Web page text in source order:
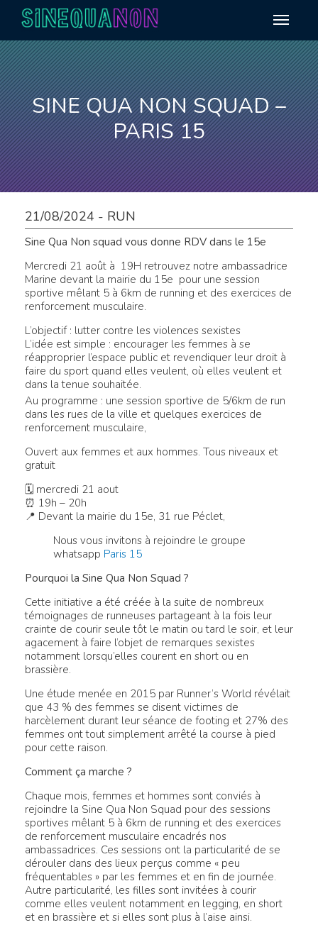
Aller au contenu
SINE QUA NON SQUAD –
PARIS 15
21/08/2024 - RUN
Sine Qua Non squad vous donne RDV dans le 15e
Mercredi 21 août à 19H retrouvez notre ambassadrice
Marine devant la mairie du 15e pour une session
sportive mêlant 5 à 6km de running et des exercices de
renforcement musculaire.
L’objectif : lutter contre les violences sexistes
L’idée est simple : encourager les femmes à se
réapproprier l’espace public et revendiquer leur droit à
faire du sport quand elles veulent, où elles veulent et
dans la tenue souhaitée.
Au programme : une session sportive de 5/6km de run
dans les rues de la ville et quelques exercices de
renforcement musculaire,
Ouvert aux femmes et aux hommes. Tous niveaux et
gratuit
🗓 mercredi 21 aout
⏰ 19h – 20h
📍 Devant la mairie du 15e, 31 rue Péclet,
Nous vous invitons à rejoindre le groupe
whatsapp Paris 15
Pourquoi la Sine Qua Non Squad ?
Cette initiative a été créée à la suite de nombreux
témoignages de runneuses partageant à la fois leur
crainte de courir seule tôt le matin ou tard le soir, et leur
agacement à faire l’objet de remarques sexistes
notamment lorsqu’elles courent en short ou en
brassière.
Une étude menée en 2015 par Runner’s World révélait
que 43 % des femmes se disent victimes de
harcèlement durant leur séance de footing et 27% des
femmes ont tout simplement arrêté la course à pied
pour cette raison.
Comment ça marche ?
Chaque mois, femmes et hommes sont conviés à
rejoindre la Sine Qua Non Squad pour des sessions
sportives mêlant 5 à 6km de running et des exercices
de renforcement musculaire encadrés nos
ambassadrices. Ces sessions ont la particularité de se
dérouler dans des lieux perçus comme « peu
fréquentables » par les femmes et en fin de journée.
Autre particularité, les filles sont invitées à courir
comme elles veulent notamment en legging, en short
et en brassière et si elles sont plus à l’aise ainsi.